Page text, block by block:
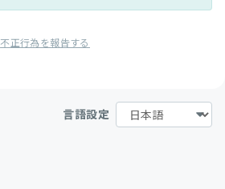
不正行為を報告する
言語設定